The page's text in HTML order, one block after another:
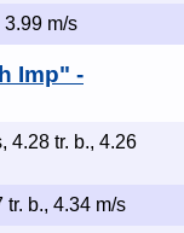
3.99 m/s
Imp" -
4.28 tr. b., 4.26
tr. b., 4.34 m/s